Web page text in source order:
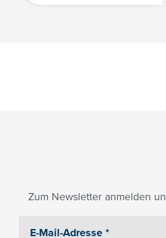
Zum Newsletter anmelden